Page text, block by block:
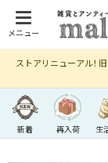
メニュー
ストアリニューアル！
新着 再入荷 生